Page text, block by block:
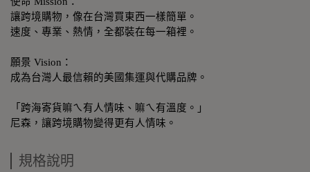
讓跨境購物，像在台灣買東西一樣簡單。
速度、專業、熱情，全都裝在每一箱裡。
願景 Vision：
成為台灣人最信賴的美國集運與代購品牌。
「跨海寄貨嘛ㄟ有人情味、嘛ㄟ有溫度。」
尼森，讓跨境購物變得更有人情味。
規格說明